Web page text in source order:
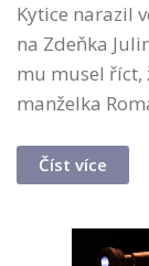
Kytice narazil
na Zdeňka
mu musel říct,
manželka
Číst více